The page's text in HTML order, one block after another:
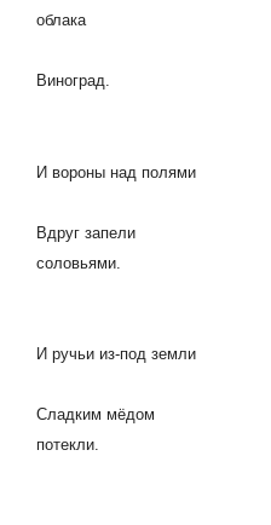
облака
Виноград.
И вороны над полями
Вдруг запели
соловьями.
И ручьи из-под земли
Сладким мёдом
потекли.